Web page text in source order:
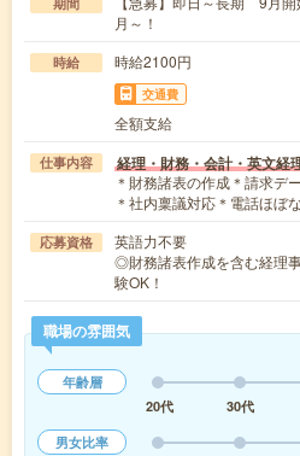
月～！
時給 時給2100円
交通費
全額支給
仕事内容 経理・財務・会計・英文経
＊財務諸表の作成＊請求デ
＊社内稟議対応＊電話ほぼ
応募資格
英語力不要
◎財務諸表作成を含む経理
験OK！
職場の雰囲気
年齢層
20代
30代
男女比率